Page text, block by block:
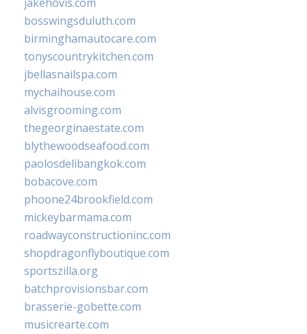
bosswingsduluth.com
birminghamautocare.com
tonyscountrykitchen.com
jbellasnailspa.com
mychaihouse.com
alvisgrooming.com
thegeorginaestate.com
blythewoodseafood.com
paolosdelibangkok.com
bobacove.com
phoone24brookfield.com
mickeybarmama.com
roadwayconstructioninc.com
shopdragonflyboutique.com
sportszilla.org
batchprovisionsbar.com
brasserie-gobette.com
musicrearte.com